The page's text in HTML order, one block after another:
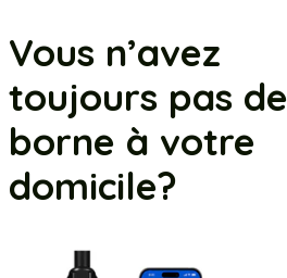
Vous n’avez
toujours pas de
borne à votre
domicile?